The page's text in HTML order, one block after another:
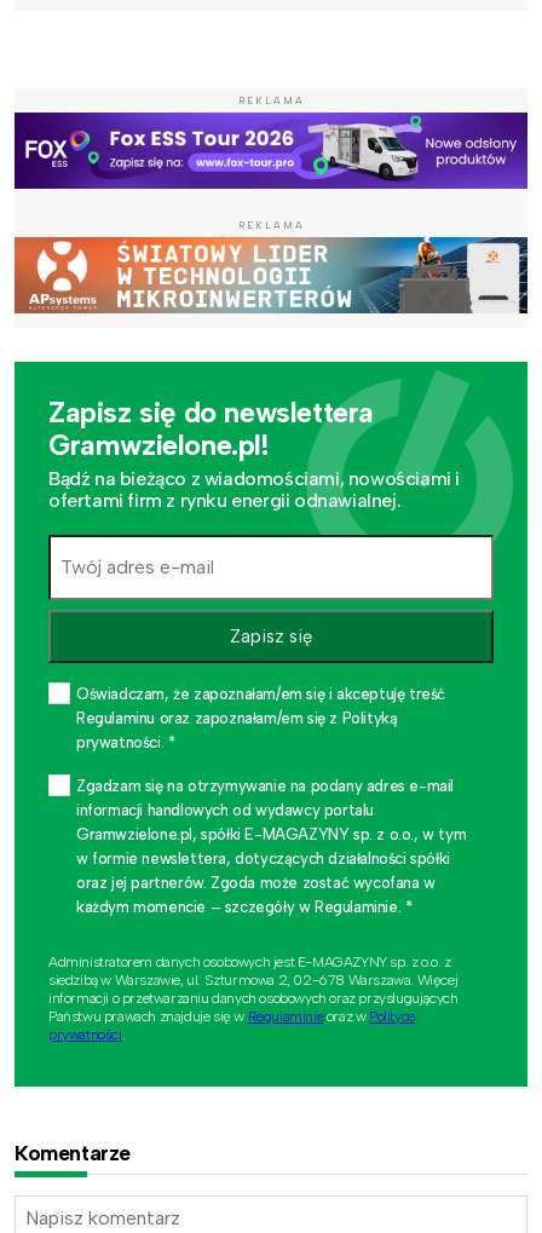
REKLAMA
REKLAMA
Zapisz się do newslettera
Gramwzielone.pl!
Bądź na bieżąco z wiadomościami, nowościami i
ofertami firm z rynku energii odnawialnej.
Zapisz się
Oświadczam, że zapoznałam/em się i akceptuję treść
Regulaminu oraz zapoznałam/em się z Polityką
prywatności. *
Zgadzam się na otrzymywanie na podany adres e-mail
informacji handlowych od wydawcy portalu
Gramwzielone.pl, spółki E-MAGAZYNY sp. z o.o., w tym
w formie newslettera, dotyczących działalności spółki
oraz jej partnerów. Zgoda może zostać wycofana w
każdym momencie – szczegóły w Regulaminie. *
Administratorem danych osobowych jest E-MAGAZYNY sp. z o.o. z
siedzibą w Warszawie, ul. Szturmowa 2, 02-678 Warszawa. Więcej
informacji o przetwarzaniu danych osobowych oraz przysługujących
Państwu prawach znajduje się w Regulaminieoraz w Polityce
prywatności.
Komentarze